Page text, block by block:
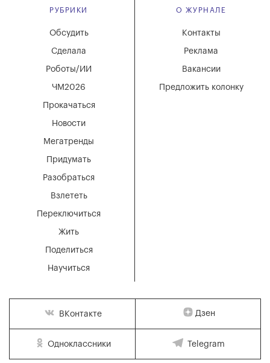
РУБРИКИ
Мегатренды
Придумать
Разобраться
Взлететь
Новости
Переключиться
Жить
Поделиться
Научиться
Обсудить
Сделала
Роботы/ИИ
ЧМ2026
Прокачаться
О ЖУРНАЛЕ
Вакансии
Реклама
Контакты
Предложить колонку
ВКонтакте Дзен
Одноклассники Telegram